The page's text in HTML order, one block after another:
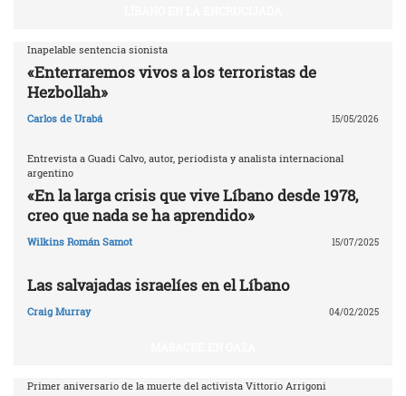
Inapelable sentencia sionista
«Enterraremos vivos a los terroristas de
Hezbollah»
Carlos de Urabá 15/05/2026
Entrevista a Guadi Calvo, autor, periodista y analista internacional
argentino
«En la larga crisis que vive Líbano desde 1978,
creo que nada se ha aprendido»
Wilkins Román Samot 15/07/2025
Las salvajadas israelíes en el Líbano
Craig Murray 04/02/2025
Primer aniversario de la muerte del activista Vittorio Arrigoni